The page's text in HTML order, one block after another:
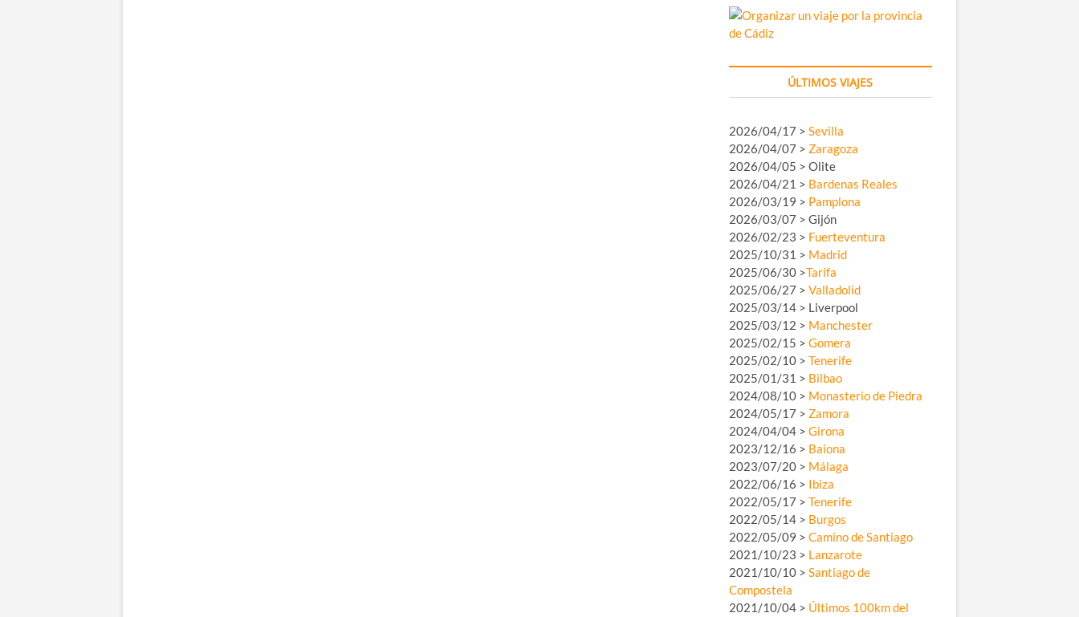
ÚLTIMOS VIAJES
2026/04/17 > Sevilla
2026/04/07 > Zaragoza
2026/04/05 > Olite
2026/04/21 > Bardenas Reales
2026/03/19 > Pamplona
2026/03/07 > Gijón
2026/02/23 > Fuerteventura
2025/10/31 > Madrid
2025/06/30 >Tarifa
2025/06/27 > Valladolid
2025/03/14 > Liverpool
2025/03/12 > Manchester
2025/02/15 > Gomera
2025/02/10 > Tenerife
2025/01/31 > Bilbao
2024/08/10 > Monasterio de Piedra
2024/05/17 > Zamora
2024/04/04 > Girona
2023/12/16 > Baiona
2023/07/20 > Málaga
2022/06/16 > Ibiza
2022/05/17 > Tenerife
2022/05/14 > Burgos
2022/05/09 > Camino de Santiago
2021/10/23 > Lanzarote
2021/10/10 > Santiago de
Compostela
2021/10/04 > Últimos 100km del